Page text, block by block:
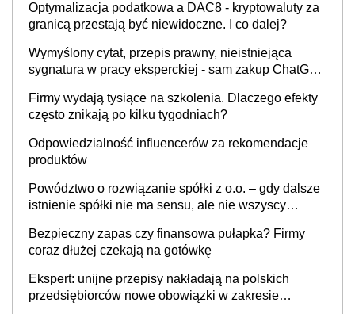
Optymalizacja podatkowa a DAC8 - kryptowaluty za
granicą przestają być niewidoczne. I co dalej?
Wymyślony cytat, przepis prawny, nieistniejąca
sygnatura w pracy eksperckiej - sam zakup ChatGPT
Firmy wydają tysiące na szkolenia. Dlaczego efekty
często znikają po kilku tygodniach?
Odpowiedzialność influencerów za rekomendacje
produktów
Powództwo o rozwiązanie spółki z o.o. – gdy dalsze
istnienie spółki nie ma sensu, ale nie wszyscy
Bezpieczny zapas czy finansowa pułapka? Firmy
coraz dłużej czekają na gotówkę
Ekspert: unijne przepisy nakładają na polskich
przedsiębiorców nowe obowiązki w zakresie